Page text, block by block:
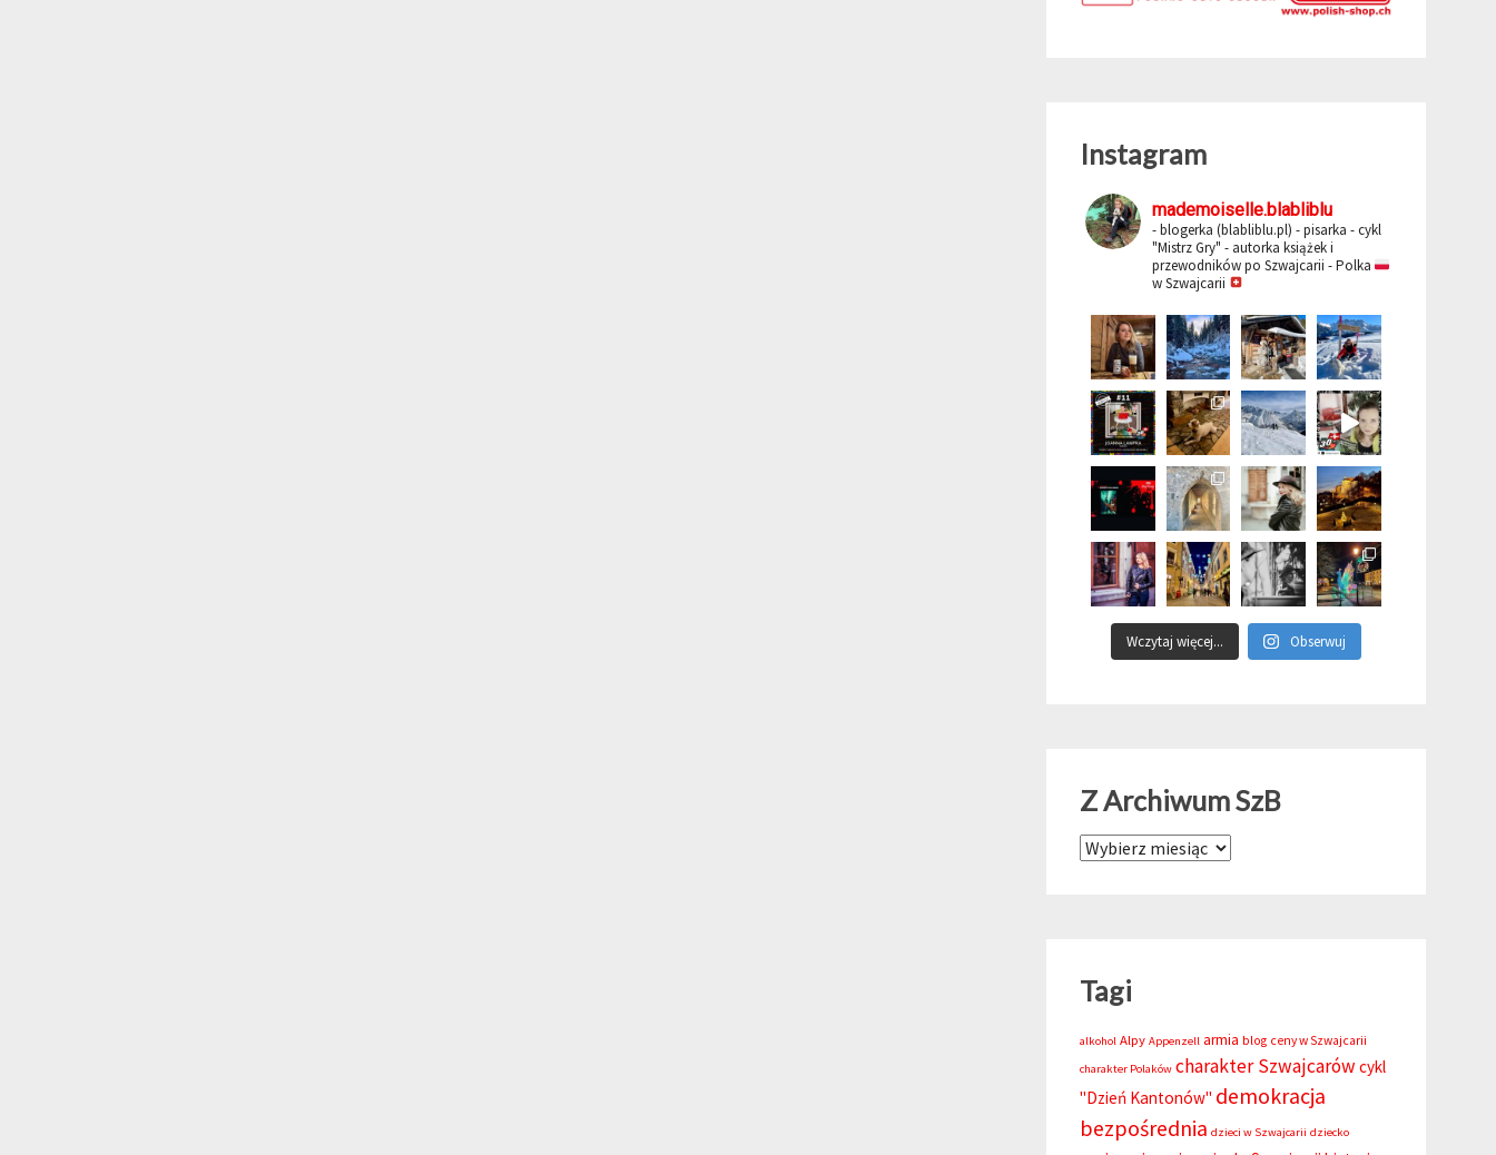
Instagram
mademoiselle.blabliblu
- blogerka (blabliblu.pl) - pisarka - cykl
"Mistrz Gry" - autorka książek i
przewodników po Szwajcarii - Polka
w Szwajcarii
Wczytaj więcej... Obserwuj
Z Archiwum SzB
Z Archiwum SzB
Tagi
alkohol Alpy Appenzell armia blog ceny w Szwajcarii
charakter Polaków charakter Szwajcarów cykl
"Dzień Kantonów" demokracja
bezpośrednia dzieci w Szwajcarii dziecko